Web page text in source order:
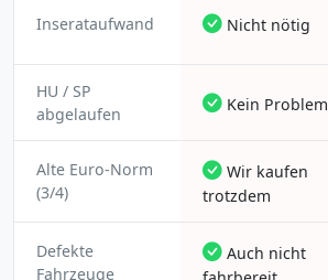
Inserataufwand Nicht nötig
HU / SP
abgelaufen
Kein Problem
Alte Euro-Norm
(3/4)
Wir kaufen
trotzdem
Defekte
Fahrzeuge
Auch nicht